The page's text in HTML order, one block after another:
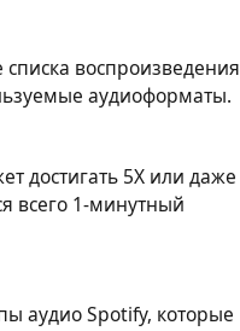
воспроизведения
аудиоформаты.
достигать 5X или даже
всего 1-минутный
аудио Spotify, которые